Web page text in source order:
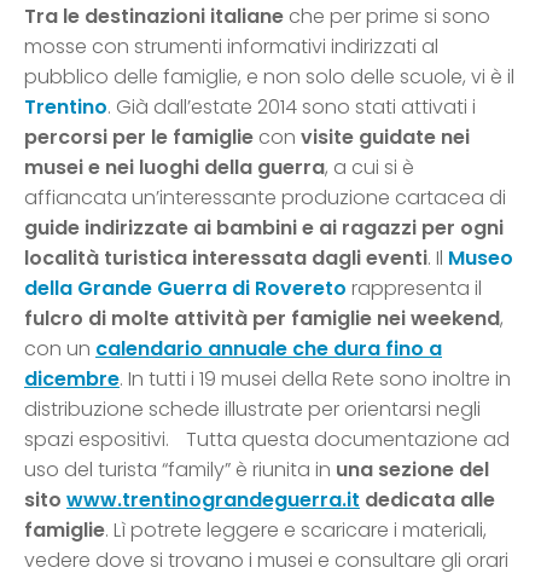
Tra le destinazioni italiane che per prime si sono
mosse con strumenti informativi indirizzati al
pubblico delle famiglie, e non solo delle scuole, vi è il
Trentino. Già dall’estate 2014 sono stati attivati i
percorsi per le famiglie con visite guidate nei
musei e nei luoghi della guerra, a cui si è
affiancata un’interessante produzione cartacea di
guide indirizzate ai bambini e ai ragazzi per ogni
località turistica interessata dagli eventi. Il Museo
della Grande Guerra di Rovereto rappresenta il
fulcro di molte attività per famiglie nei weekend,
con un calendario annuale che dura fino a
dicembre. In tutti i 19 musei della Rete sono inoltre in
distribuzione schede illustrate per orientarsi negli
spazi espositivi. Tutta questa documentazione ad
uso del turista “family” è riunita in una sezione del
sito www.trentinograndeguerra.it dedicata alle
famiglie. Lì potrete leggere e scaricare i materiali,
vedere dove si trovano i musei e consultare gli orari